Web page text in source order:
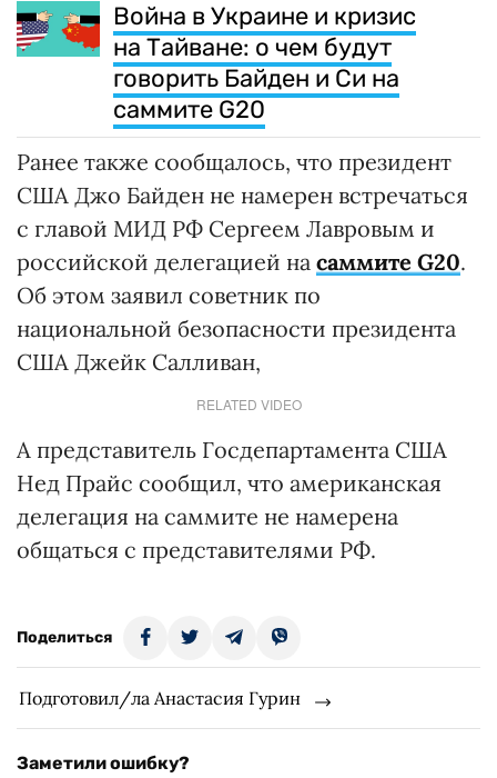
Война в Украине и кризис
на Тайване: о чем будут
говорить Байден и Си на
саммите G20
Ранее также сообщалось, что президент
США Джо Байден не намерен встречаться
с главой МИД РФ Сергеем Лавровым и
российской делегацией на саммите G20.
Об этом заявил советник по
национальной безопасности президента
США Джейк Салливан,
RELATED VIDEO
А представитель Госдепартамента США
Нед Прайс сообщил, что американская
делегация на саммите не намерена
общаться с представителями РФ.
Поделиться
Подготовил/ла Анастасия Гурин
Заметили ошибку?